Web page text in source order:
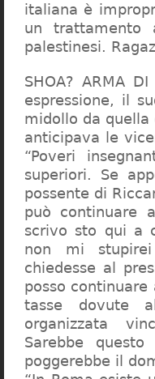
italiana è
un trattamento
palestinesi.
SHOA? ARMA
espressione, il
midollo da quella
anticipava le
“Poveri
superiori. Se
possente di
può continuare
scrivo sto qui a
non mi
chiedesse al
posso
tasse dovute
organizzata
Sarebbe
poggerebbe il